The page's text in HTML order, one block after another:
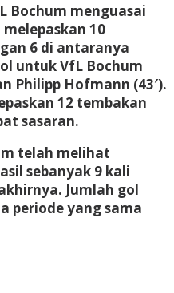
Bochum menguasai
10
6 di antaranya
untuk VfL Bochum
Philipp Hofmann (43′).
12 tembakan
sasaran.
telah melihat
sebanyak 9 kali
Jumlah gol
periode yang sama